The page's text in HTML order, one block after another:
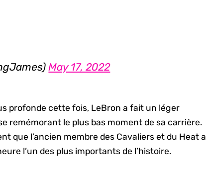
May 17, 2022
profonde cette fois, LeBron a fait un léger
remémorant le plus bas moment de sa carrière.
que l’ancien membre des Cavaliers et du Heat a
l’un des plus importants de l’histoire.